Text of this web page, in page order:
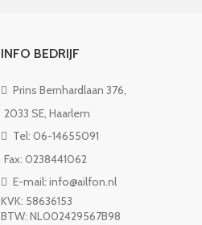
INFO BEDRIJF
Prins Bernhardlaan 376,
2033 SE, Haarlem
Tel: 06-14655091
Fax: 0238441062
E-mail: info@ailfon.nl
KVK: 58636153
BTW: NL002429567B98